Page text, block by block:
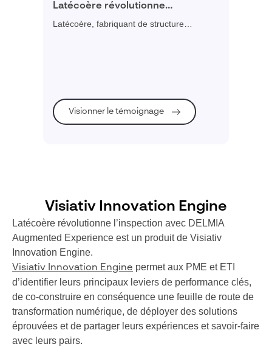
Latécoère révolutionne
l’inspection avec DELMIA
Augmented Experience
Latécoère, fabriquant de structure
Visionner le témoignage
Visiativ Innovation Engine
Latécoère révolutionne l’inspection avec DELMIA
Augmented Experience est un produit de Visiativ
Innovation Engine.
Visiativ Innovation Engine permet aux PME et ETI
d’identifier leurs principaux leviers de performance clés,
de co-construire en conséquence une feuille de route de
transformation numérique, de déployer des solutions
éprouvées et de partager leurs expériences et savoir-faire
avec leurs pairs.